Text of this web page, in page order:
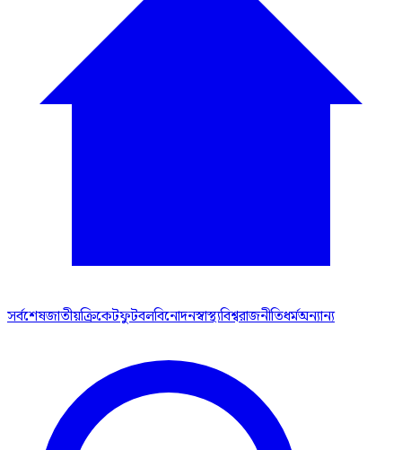
সর্বশেষজাতীয়ক্রিকেটফুটবলবিনোদনস্বাস্থ্যবিশ্বরাজনীতিধর্মঅন্যান্য